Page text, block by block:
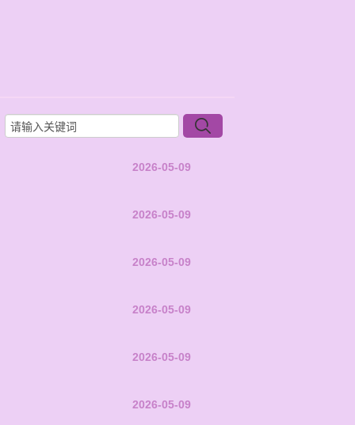
2026-05-09
2026-05-09
2026-05-09
2026-05-09
2026-05-09
2026-05-09